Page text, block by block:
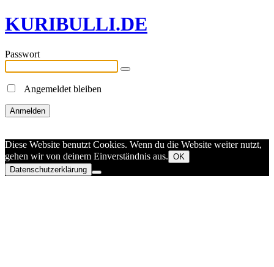
KURIBULLI.DE
Passwort
Angemeldet bleiben
Diese Website benutzt Cookies. Wenn du die Website weiter nutzt,
gehen wir von deinem Einverständnis aus. OK
Datenschutzerklärung